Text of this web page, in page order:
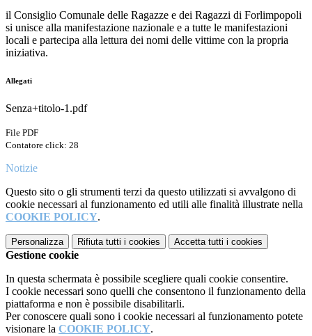
il Consiglio Comunale delle Ragazze e dei Ragazzi di Forlimpopoli
si unisce alla manifestazione nazionale e a tutte le manifestazioni
locali e partecipa alla lettura dei nomi delle vittime con la propria
iniziativa.
Allegati
Senza+titolo-1.pdf
File PDF
Contatore click: 28
Notizie
Questo sito o gli strumenti terzi da questo utilizzati si avvalgono di
cookie necessari al funzionamento ed utili alle finalità illustrate nella
COOKIE POLICY.
Personalizza Rifiuta tutti i cookies Accetta tutti i cookies
Gestione cookie
In questa schermata è possibile scegliere quali cookie consentire.
I cookie necessari sono quelli che consentono il funzionamento della
piattaforma e non è possibile disabilitarli.
Per conoscere quali sono i cookie necessari al funzionamento potete
visionare la COOKIE POLICY.